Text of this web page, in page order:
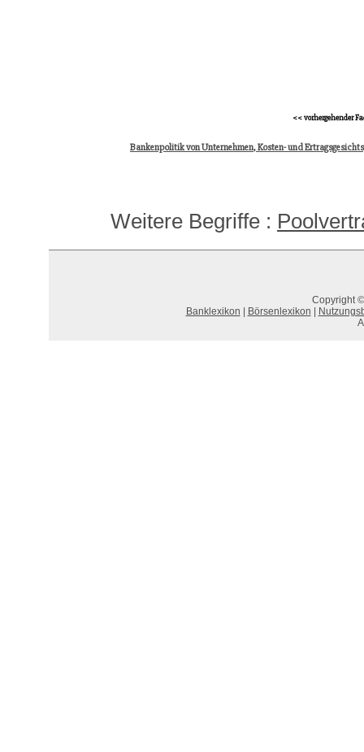
<< vorhergehender
Bankenpolitik von Unternehmen, Kosten- und
Weitere Begriffe :
Copyright
Banklexikon
Börsenlexikon